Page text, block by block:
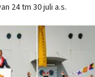
24 tm 30 juli a.s.